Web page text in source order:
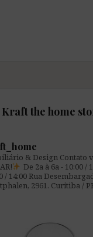
the home
& Design Contato
De 2a à 6a - 10:00 /
/ 14:00 Rua
2961. Curitiba /